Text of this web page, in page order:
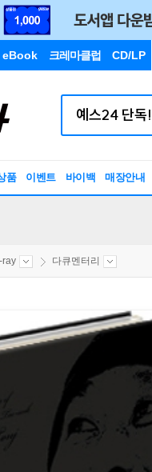
eBook 크레마클럽 CD/LP
품 이벤트 바이백 매장안내
ray 다큐멘터리